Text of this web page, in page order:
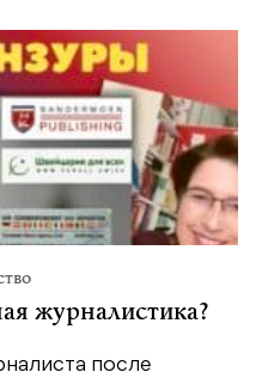
журналистика?
после